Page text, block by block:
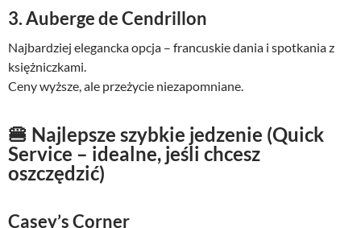
3. Auberge de Cendrillon
Najbardziej elegancka opcja – francuskie dania i spotkania z
księżniczkami.
Ceny wyższe, ale przeżycie niezapomniane.
🍔 Najlepsze szybkie jedzenie (Quick
Service – idealne, jeśli chcesz
oszczędzić)
Casey’s Corner